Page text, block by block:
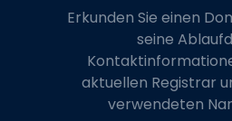
Erkunden Sie einen
seine
aktuellen Registrar
verwendeten